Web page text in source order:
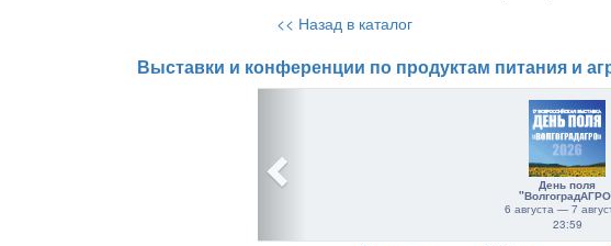
<< Назад в каталог
Выставки и конференции по продуктам питания и
День поля
6 августа — 7
23:59